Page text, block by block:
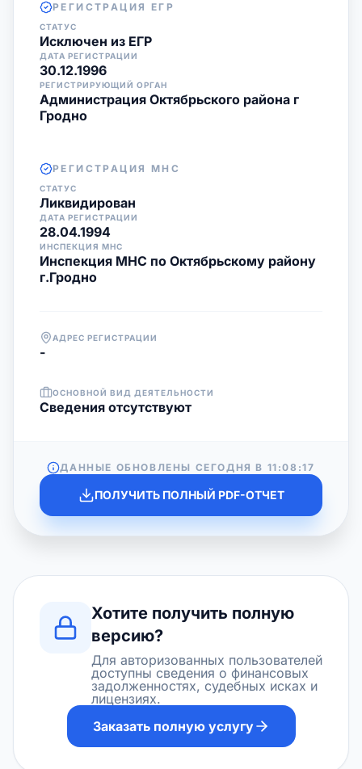
РЕГИСТРАЦИЯ ЕГР
СТАТУС
Исключен из ЕГР
ДАТА РЕГИСТРАЦИИ
30.12.1996
РЕГИСТРИРУЮЩИЙ ОРГАН
Администрация Октябрьского района г
Гродно
РЕГИСТРАЦИЯ МНС
СТАТУС
Ликвидирован
ДАТА РЕГИСТРАЦИИ
28.04.1994
ИНСПЕКЦИЯ МНС
Инспекция МНС по Октябрьскому району
г.Гродно
АДРЕС РЕГИСТРАЦИИ
-
ОСНОВНОЙ ВИД ДЕЯТЕЛЬНОСТИ
Cведения отсутствуют
ДАННЫЕ ОБНОВЛЕНЫ СЕГОДНЯ В 11:08:17
ПОЛУЧИТЬ ПОЛНЫЙ PDF-ОТЧЕТ
Хотите получить полную
версию?
Для авторизованных пользователей
доступны сведения о финансовых
задолженностях, судебных исках и
лицензиях.
Заказать полную услугу